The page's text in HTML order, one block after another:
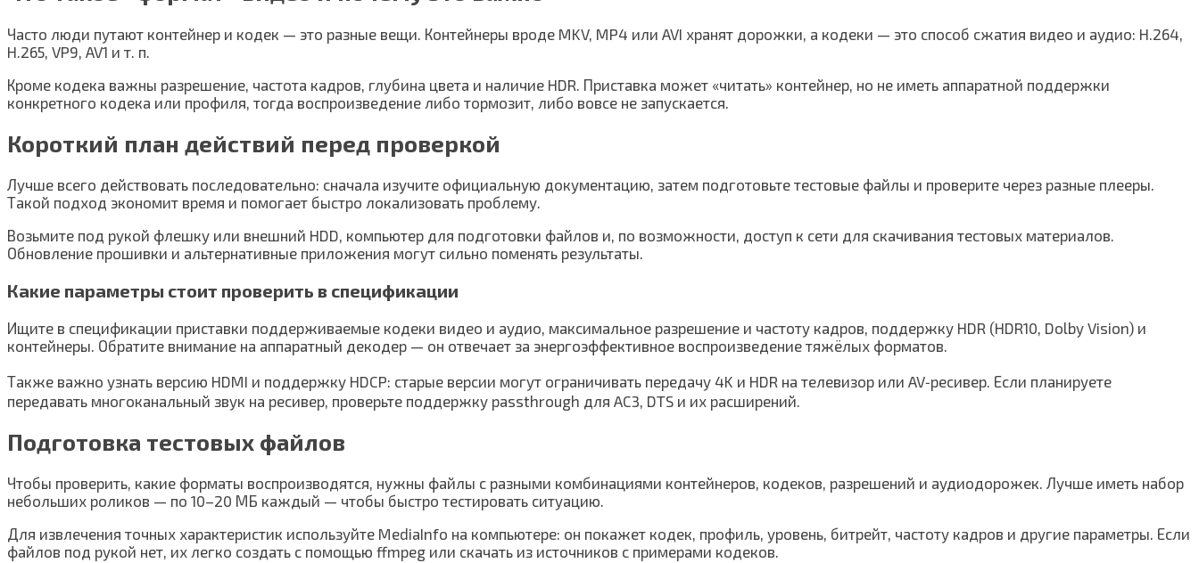
Часто люди путают контейнер и кодек — это разные вещи. Контейнеры вроде MKV, MP4 или AVI хранят дорожки, а кодеки — это способ сжатия видео и аудио: H.264,
H.265, VP9, AV1 и т. п.
Кроме кодека важны разрешение, частота кадров, глубина цвета и наличие HDR. Приставка может «читать» контейнер, но не иметь аппаратной поддержки
конкретного кодека или профиля, тогда воспроизведение либо тормозит, либо вовсе не запускается.
Короткий план действий перед проверкой
Лучше всего действовать последовательно: сначала изучите официальную документацию, затем подготовьте тестовые файлы и проверите через разные плееры.
Такой подход экономит время и помогает быстро локализовать проблему.
Возьмите под рукой флешку или внешний HDD, компьютер для подготовки файлов и, по возможности, доступ к сети для скачивания тестовых материалов.
Обновление прошивки и альтернативные приложения могут сильно поменять результаты.
Какие параметры стоит проверить в спецификации
Ищите в спецификации приставки поддерживаемые кодеки видеo и аудио, максимальное разрешение и частоту кадров, поддержку HDR (HDR10, Dolby Vision) и
контейнеры. Обратите внимание на аппаратный декодер — он отвечает за энергоэффективное воспроизведение тяжёлых форматов.
Также важно узнать версию HDMI и поддержку HDCP: старые версии могут ограничивать передачу 4K и HDR на телевизор или AV‑ресивер. Если планируете
передавать многоканальный звук на ресивер, проверьте поддержку passthrough для AC3, DTS и их расширений.
Подготовка тестовых файлов
Чтобы проверить, какие форматы воспроизводятся, нужны файлы с разными комбинациями контейнеров, кодеков, разрешений и аудиодорожек. Лучше иметь набор
небольших роликов — по 10–20 МБ каждый — чтобы быстро тестировать ситуацию.
Для извлечения точных характеристик используйте MediaInfo на компьютере: он покажет кодек, профиль, уровень, битрейт, частоту кадров и другие параметры. Если
файлов под рукой нет, их легко создать с помощью ffmpeg или скачать из источников с примерами кодеков.